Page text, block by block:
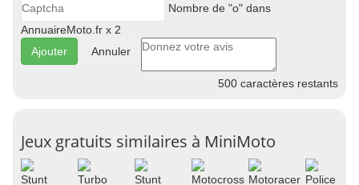
Nombre de "o" dans
AnnuaireMoto.fr x 2
Annuler
500 caractères restants
Jeux gratuits similaires à MiniMoto